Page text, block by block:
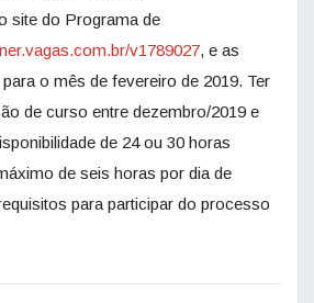
site do Programa de
v1789027, e as
o mês de fevereiro de 2019. Ter
de curso entre dezembro/2019 e
de 24 ou 30 horas
de seis horas por dia de
para participar do processo